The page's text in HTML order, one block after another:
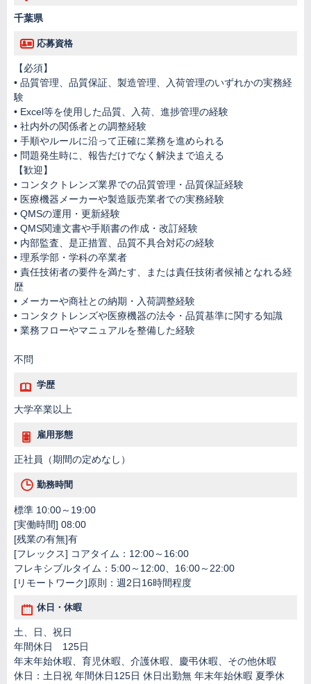
千葉県
応募資格
【必須】
• 品質管理、品質保証、製造管理、入荷管理のいずれかの実務経
験
• Excel等を使用した品質、入荷、進捗管理の経験
• 社内外の関係者との調整経験
• 手順やルールに沿って正確に業務を進められる
• 問題発生時に、報告だけでなく解決まで追える
【歓迎】
• コンタクトレンズ業界での品質管理・品質保証経験
• 医療機器メーカーや製造販売業者での実務経験
• QMSの運用・更新経験
• QMS関連文書や手順書の作成・改訂経験
• 内部監査、是正措置、品質不具合対応の経験
• 理系学部・学科の卒業者
• 責任技術者の要件を満たす、または責任技術者候補となれる経
歴
• メーカーや商社との納期・入荷調整経験
• コンタクトレンズや医療機器の法令・品質基準に関する知識
• 業務フローやマニュアルを整備した経験
不問
学歴
大学卒業以上
雇用形態
正社員（期間の定めなし）
勤務時間
標準 10:00～19:00
[実働時間] 08:00
[残業の有無]有
[フレックス] コアタイム：12:00～16:00
フレキシブルタイム：5:00～12:00、16:00～22:00
[リモートワーク]原則：週2日16時間程度
休日・休暇
土、日、祝日
年間休日 125日
年末年始休暇、育児休暇、介護休暇、慶弔休暇、その他休暇
休日：土日祝 年間休日125日 休日出勤無 年末年始休暇 夏季休